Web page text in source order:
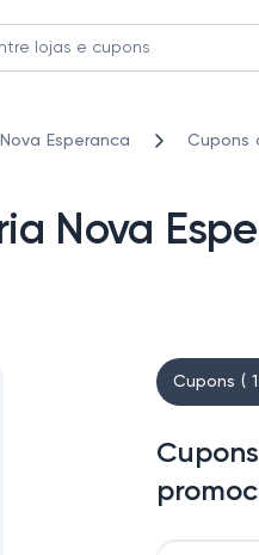
Esperanca Cupons
Nova
Cupons (